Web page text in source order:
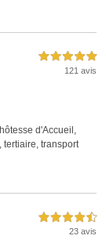
5,0 étoiles sur 5
121 avis
hôtesse d'Accueil
tertiaire transport
4,5 étoiles sur 5
23 avis